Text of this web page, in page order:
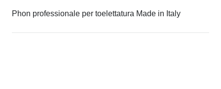
Phon professionale per toelettatura Made in Italy